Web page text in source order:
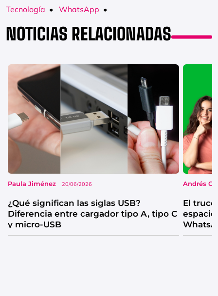
Tecnología • WhatsApp •
NOTICIAS RELACIONADAS
Paula Jiménez 20/06/2026
¿Qué significan las siglas USB?
Diferencia entre cargador tipo A, tipo C
y micro-USB
Andrés
El